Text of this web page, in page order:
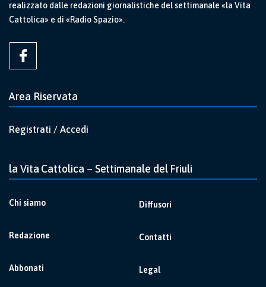
realizzato dalle redazioni giornalistiche del settimanale «la Vita
Cattolica» e di «Radio Spazio».
Area Riservata
Registrati / Accedi
la Vita Cattolica – Settimanale del Friuli
Chi siamo
Redazione
Abbonati
Diffusori
Contatti
Legal